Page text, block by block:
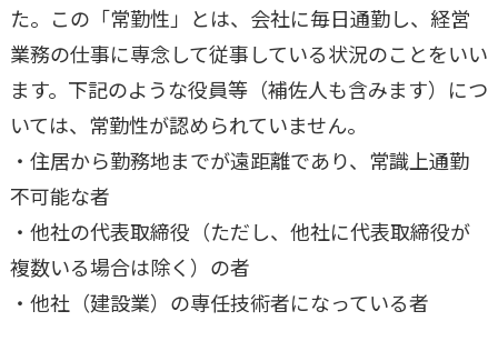
た。この「常勤性」とは、会社に毎日通勤し、経営
業務の仕事に専念して従事している状況のことをいい
ます。下記のような役員等（補佐人も含みます）につ
いては、常勤性が認められていません。
・住居から勤務地までが遠距離であり、常識上通勤
不可能な者
・他社の代表取締役（ただし、他社に代表取締役が
複数いる場合は除く）の者
・他社（建設業）の専任技術者になっている者